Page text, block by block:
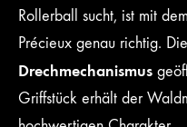
Rollerball sucht, ist mit dem
Précieux genau richtig.
Drechmechanismus
Griffstück erhält der